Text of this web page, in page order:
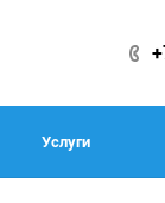
Услуги